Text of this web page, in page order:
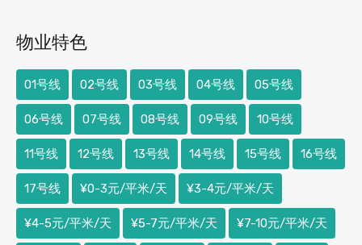
物业特色
01号线 02号线 03号线 04号线 05号线
06号线 07号线 08号线 09号线 10号线
11号线 12号线 13号线 14号线 15号线 16号线
17号线 ¥0-3元/平米/天 ¥3-4元/平米/天
¥4-5元/平米/天 ¥5-7元/平米/天 ¥7-10元/平米/天